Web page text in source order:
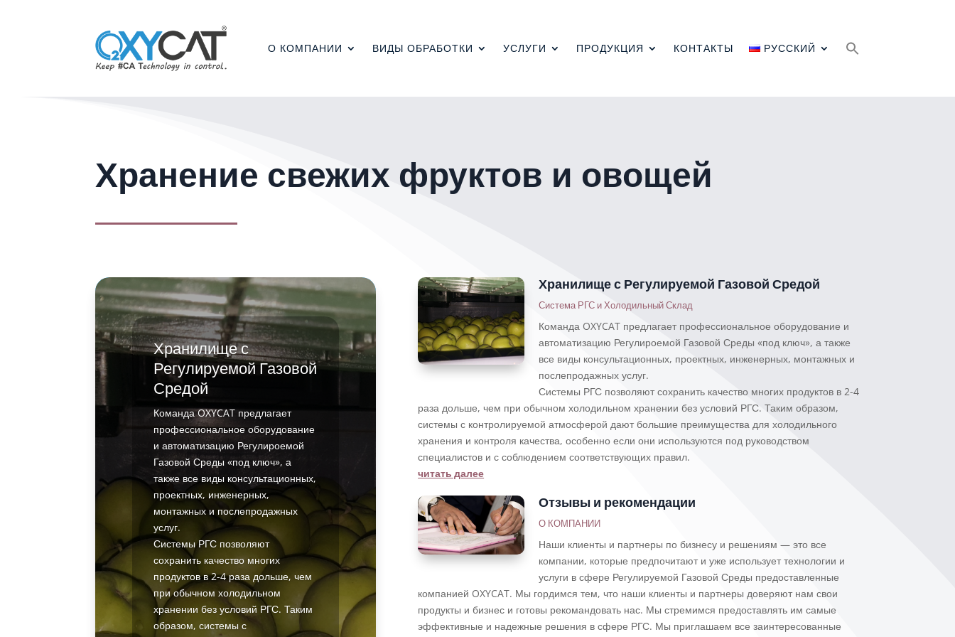
О КОМПАНИИ ВИДЫ ОБРАБОТКИ УСЛУГИ ПРОДУКЦИЯ КОНТАКТЫ РУССКИЙ
Хранение свежих фруктов и овощей
Хранилище с
Регулируемой Газовой
Средой
Команда OXYCAT предлагает
профессиональное оборудование
и автоматизацию Регулироемой
Газовой Среды «под ключ», а
также все виды консультационных,
проектных, инженерных,
монтажных и послепродажных
услуг.
Системы РГС позволяют
сохранить качество многих
продуктов в 2-4 раза дольше, чем
при обычном холодильном
хранении без условий РГС. Таким
образом, системы с
Хранилище с Регулируемой Газовой Средой
Система РГС и Холодильный Склад
Команда OXYCAT предлагает профессиональное оборудование и
автоматизацию Регулироемой Газовой Среды «под ключ», а также
все виды консультационных, проектных, инженерных, монтажных и
послепродажных услуг.
Системы РГС позволяют сохранить качество многих продуктов в 2-4
раза дольше, чем при обычном холодильном хранении без условий РГС. Таким образом,
системы с контролируемой атмосферой дают большие преимущества для холодильного
хранения и контроля качества, особенно если они используются под руководством
специалистов и с соблюдением соответствующих правил.
читать далее
Отзывы и рекомендации
О КОМПАНИИ
Наши клиенты и партнеры по бизнесу и решениям — это все
компании, которые предпочитают и уже использует технологии и
услуги в сфере Регулируемой Газовой Среды предоставленные
компанией OXYCAT. Мы гордимся тем, что наши клиенты и партнеры доверяют нам свои
продукты и бизнес и готовы рекомандовать нас. Мы стремимся предоставлять им самые
эффективные и надежные решения в сфере РГС. Мы приглашаем все заинтересованные